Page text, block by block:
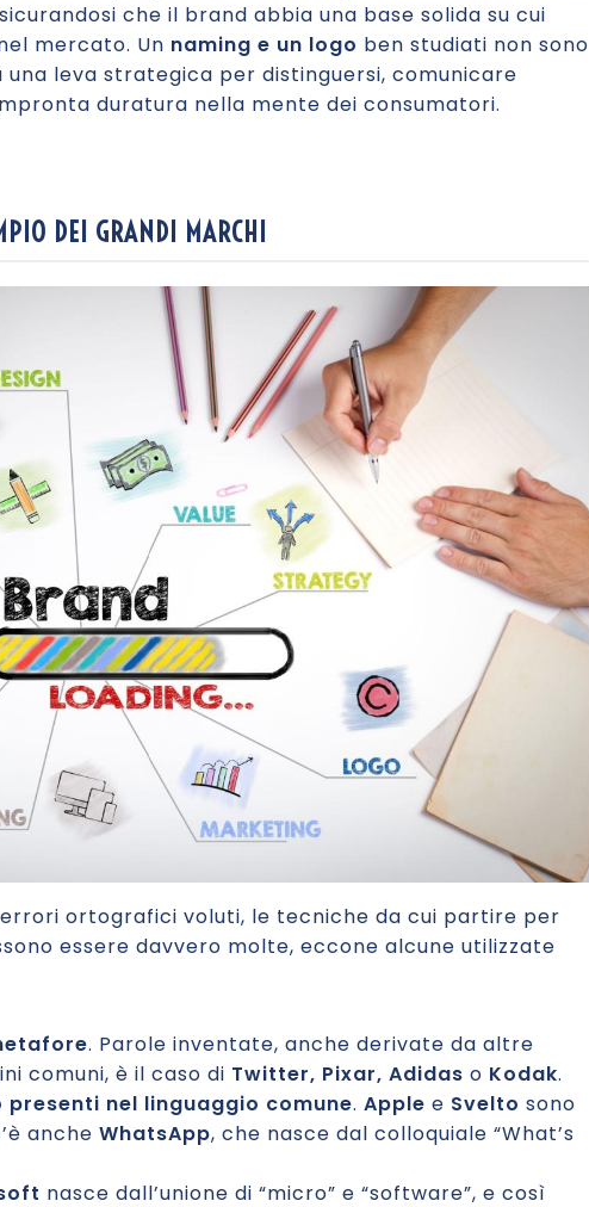
che il brand abbia una base solida su cui
mercato. Un naming e un logo ben studiati non sono
leva strategica per distinguersi, comunicare
duratura nella mente dei consumatori.
DEI GRANDI MARCHI
ortografici voluti, le tecniche da cui partire per
essere davvero molte, eccone alcune utilizzate
. Parole inventate, anche derivate da altre
comuni, è il caso di Twitter, Pixar, Adidas o Kodak.
nel linguaggio comune. Apple e Svelto sono
anche WhatsApp, che nasce dal colloquiale “What’s
nasce dall’unione di “micro” e “software”, e così